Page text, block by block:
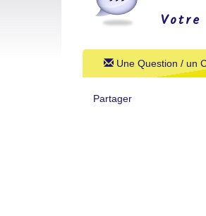
Une Question / un
Partager